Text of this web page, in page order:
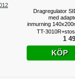
Dragregulator
med
inmurning
anslutningsstos
för
TT-
1
KÖP